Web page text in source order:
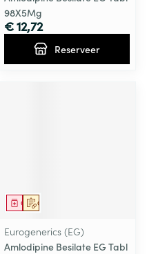
98X5Mg
€ 12,72
Reserveer
Op voorschrift
Geneesmiddel
Eurogenerics (EG)
Amlodipine Besilate EG Tabl